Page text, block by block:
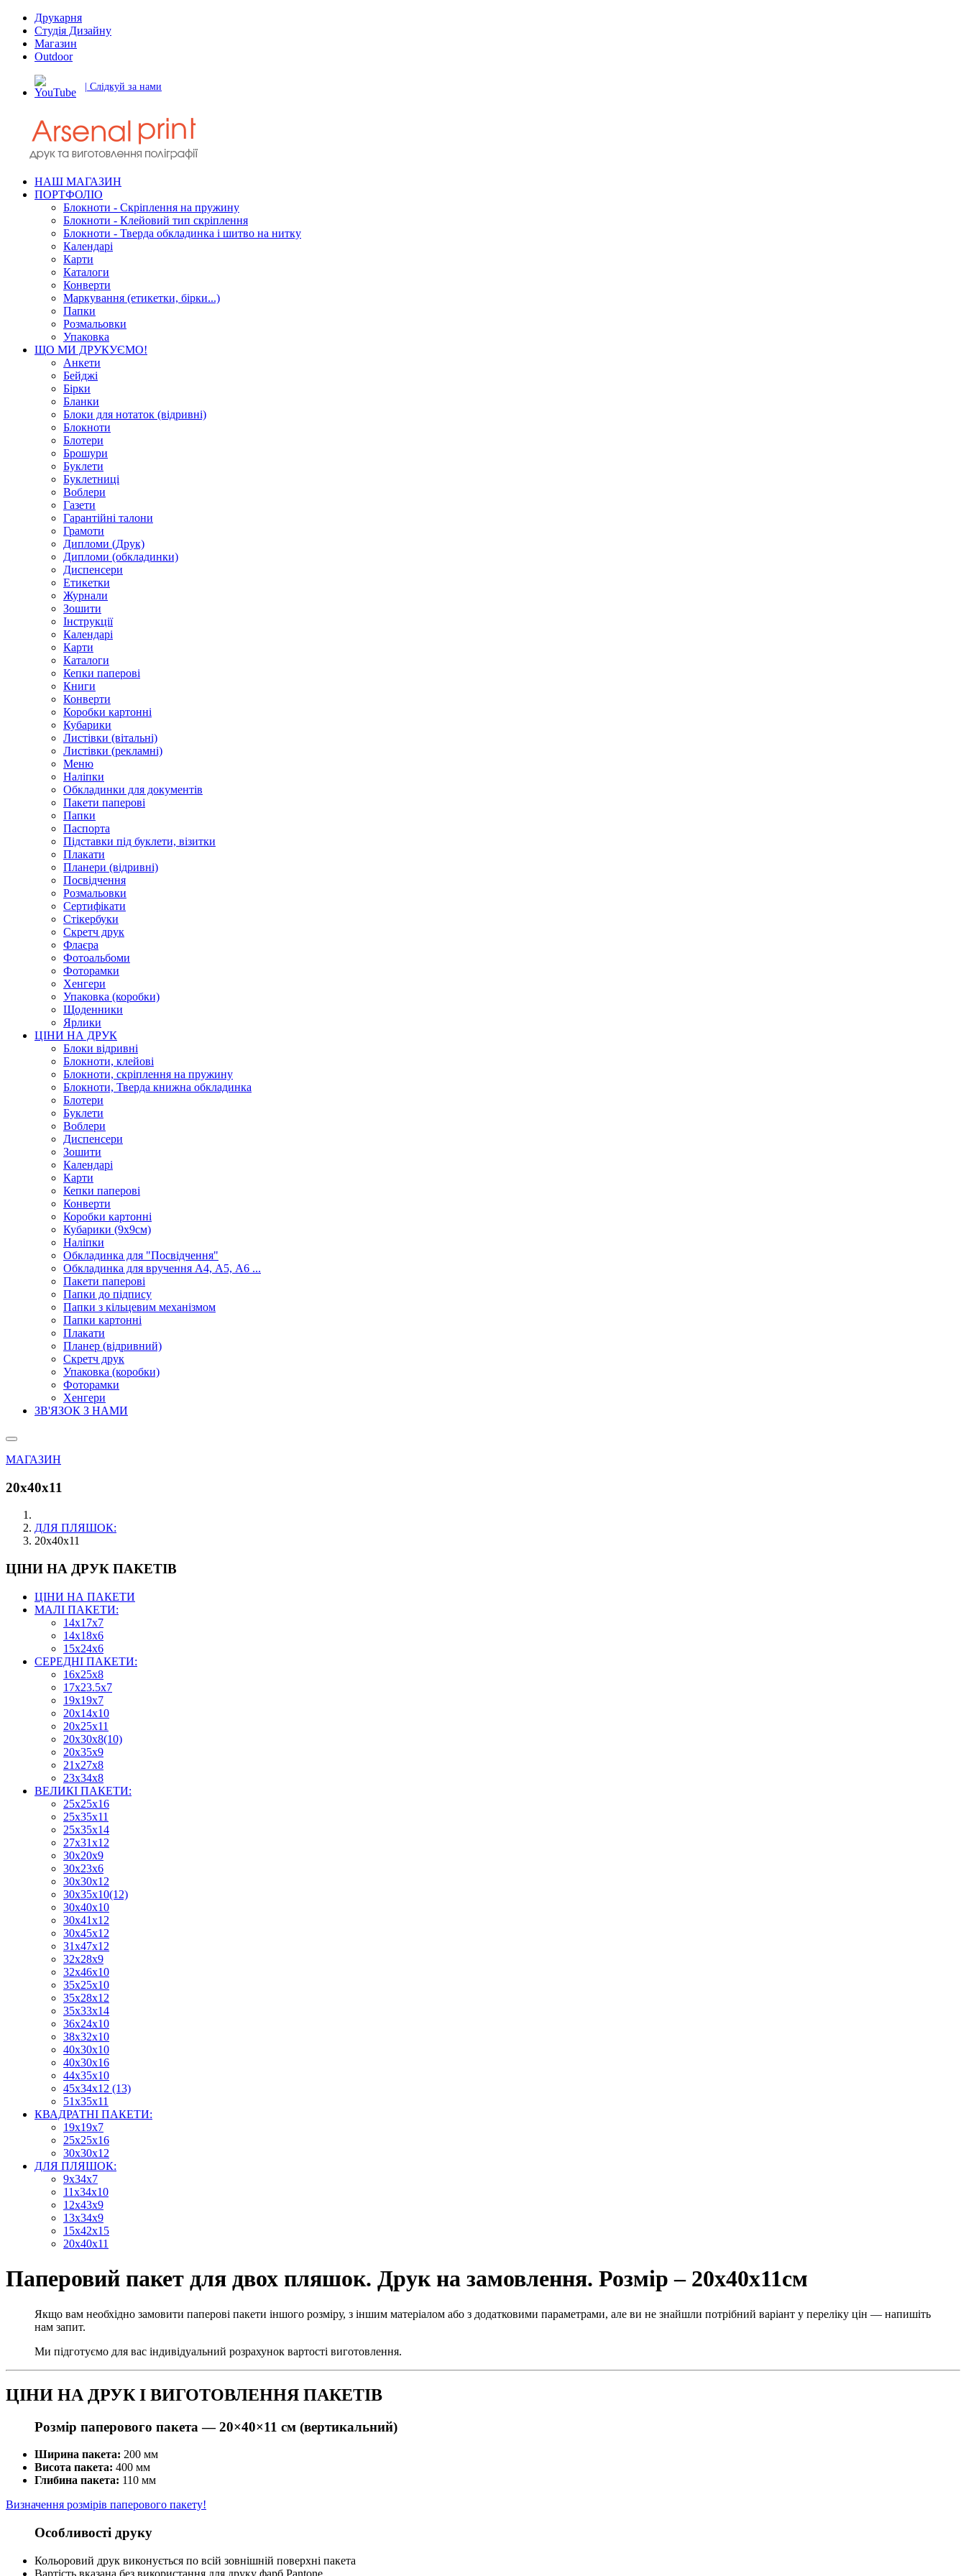
Друкарня
Студія Дизайну
Магазин
Outdoor
| Слідкуй за нами
НАШ МАГАЗИН
ПОРТФОЛІО
Блокноти - Скріплення на пружину
Блокноти - Клейовий тип скріплення
Блокноти - Тверда обкладинка і шитво на нитку
Календарі
Карти
Каталоги
Конверти
Маркування (етикетки, бірки...)
Папки
Розмальовки
Упаковка
ЩО МИ ДРУКУЄМО!
Анкети
Бейджі
Бірки
Бланки
Блоки для нотаток (відривні)
Блокноти
Блотери
Брошури
Буклети
Буклетниці
Воблери
Газети
Гарантійні талони
Грамоти
Дипломи (Друк)
Дипломи (обкладинки)
Диспенсери
Етикетки
Журнали
Зошити
Інструкції
Календарі
Карти
Каталоги
Кепки паперові
Книги
Конверти
Коробки картонні
Кубарики
Листівки (вітальні)
Листівки (рекламні)
Меню
Наліпки
Обкладинки для документів
Пакети паперові
Папки
Паспорта
Підставки під буклети, візитки
Плакати
Планери (відривні)
Посвідчення
Розмальовки
Сертифікати
Стікербуки
Скретч друк
Флаєра
Фотоальбоми
Фоторамки
Хенгери
Упаковка (коробки)
Щоденники
Ярлики
ЦІНИ НА ДРУК
Блоки відривні
Блокноти, клейові
Блокноти, скріплення на пружину
Блокноти, Тверда книжна обкладинка
Блотери
Буклети
Воблери
Диспенсери
Зошити
Календарі
Карти
Кепки паперові
Конверти
Коробки картонні
Кубарики (9х9см)
Наліпки
Обкладинка для "Посвідчення"
Обкладинка для вручення А4, А5, А6 ...
Пакети паперові
Папки до підпису
Папки з кільцевим механізмом
Папки картонні
Плакати
Планер (відривний)
Скретч друк
Упаковка (коробки)
Фоторамки
Хенгери
ЗВ'ЯЗОК З НАМИ
МАГАЗИН
20х40х11
ДЛЯ ПЛЯШОК:
20х40х11
ЦІНИ НА ДРУК ПАКЕТІВ
ЦІНИ НА ПАКЕТИ
МАЛІ ПАКЕТИ:
14х17х7
14х18х6
15х24х6
СЕРЕДНІ ПАКЕТИ:
16х25х8
17х23.5х7
19х19х7
20х14х10
20х25х11
20х30х8(10)
20х35х9
21х27х8
23х34х8
ВЕЛИКІ ПАКЕТИ:
25х25х16
25х35х11
25х35х14
27х31х12
30х20х9
30х23х6
30х30х12
30х35х10(12)
30х40х10
30х41х12
30х45х12
31х47х12
32х28х9
32х46х10
35х25х10
35х28х12
35х33х14
36х24х10
38х32х10
40х30х10
40х30х16
44х35х10
45х34х12 (13)
51х35х11
КВАДРАТНІ ПАКЕТИ:
19х19х7
25х25х16
30х30х12
ДЛЯ ПЛЯШОК:
9х34х7
11х34х10
12х43х9
13х34х9
15х42х15
20х40х11
Паперовий пакет для двох пляшок. Друк на замовлення. Розмір – 20х40х11см
Якщо вам необхідно замовити паперові пакети іншого розміру, з іншим матеріалом або з додатковими параметрами, але ви не знайшли потрібний варіант у переліку цін — напишіть
нам запит.
Ми підготуємо для вас індивідуальний розрахунок вартості виготовлення.
ЦІНИ НА ДРУК І ВИГОТОВЛЕННЯ ПАКЕТІВ
Розмір паперового пакета —20×40×11 см (вертикальний)
Ширина пакета: 200 мм
Висота пакета: 400 мм
Глибина пакета: 110 мм
Визначення розмірів паперового пакету!
Особливості друку
Кольоровий друк виконується по всій зовнішній поверхні пакета
Вартість вказана без використання для друку фарб Pantone